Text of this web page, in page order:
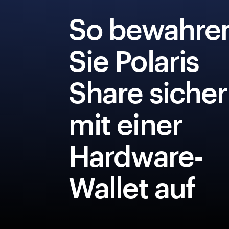
So
Sie Polaris
Share sicher
mit einer
Hardware-
Wallet auf